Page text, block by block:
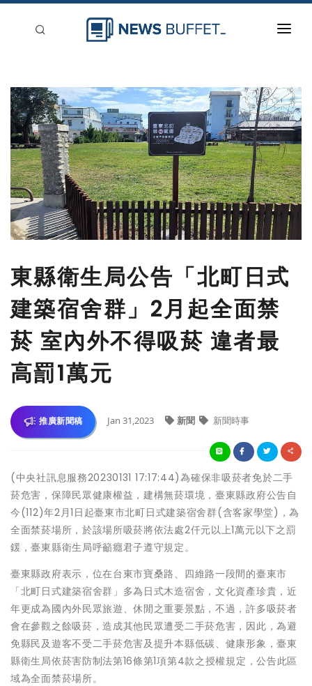
新聞稿分類
登入
刊登
東縣衛生局公告「北町日式
建築宿舍群」2月起全面禁
菸 室內外不得吸菸 違者最
高罰1萬元
推廣新聞稿 Jan 31,2023 新聞 新聞時事
(中央社訊息服務20230131 17:17:44)為確保非吸菸者免於二手
菸危害，保障民眾健康權益，建構無菸環境，臺東縣政府公告自
今(112)年2月1日起臺東市北町日式建築宿舍群(含客家學堂)，為
全面禁菸場所，於該場所吸菸將依法處2仟元以上1萬元以下之罰
鍰，臺東縣衛生局呼籲癮君子遵守規定。
臺東縣政府表示，位在台東市寶桑路、四維路一段間的臺東市
「北町日式建築宿舍群」多為日式木造宿舍，文化資產珍貴，近
年更成為國內外民眾旅遊、休閒之重要景點，不過，許多吸菸者
會在參觀之餘吸菸，造成其他民眾遭受二手菸危害，因此，為避
免縣民及遊客不受二手菸危害及提升本縣低碳、健康形象，臺東
縣衛生局依菸害防制法第16條第1項第4款之授權規定，公告此區
域為全面禁菸場所。